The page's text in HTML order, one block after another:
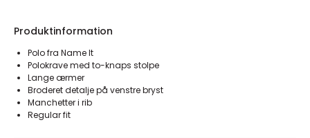
Produktinformation
Polo fra Name It
Polokrave med to-knaps stolpe
Lange ærmer
Broderet detalje på venstre bryst
Manchetter i rib
Regular fit